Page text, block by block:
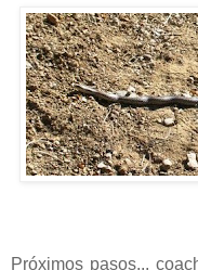
Próximos pasos...